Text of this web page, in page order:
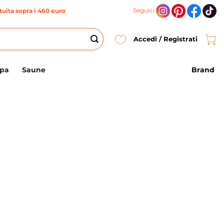
sopra i 460 euro Seguici
Accedi / Registrati
Saune Brand